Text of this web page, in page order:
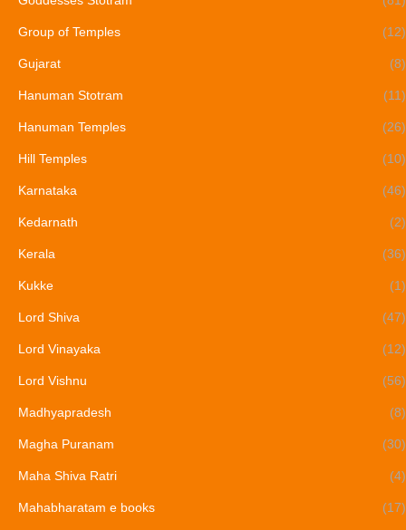
Group of Temples (12)
Gujarat (8)
Hanuman Stotram (11)
Hanuman Temples (26)
Hill Temples (10)
Karnataka (46)
Kedarnath (2)
Kerala (36)
Kukke (1)
Lord Shiva (47)
Lord Vinayaka (12)
Lord Vishnu (56)
Madhyapradesh (8)
Magha Puranam (30)
Maha Shiva Ratri (4)
Mahabharatam e books (17)